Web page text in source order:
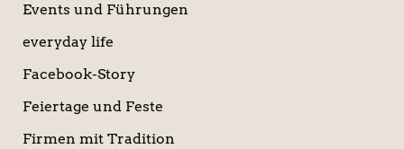
Events und Führungen
everyday life
Facebook-Story
Feiertage und Feste
Firmen mit Tradition